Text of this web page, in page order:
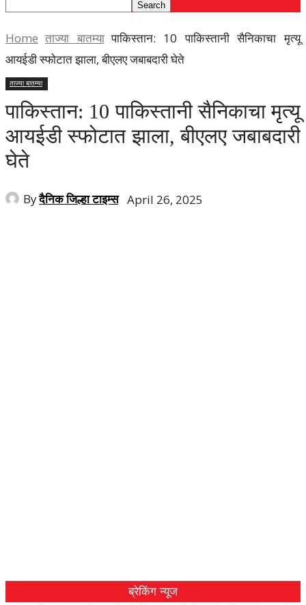
Home ताज्या बातम्या पाकिस्तान: 10 पाकिस्तानी सैनिकाचा मृत्यू
आयईडी स्फोटात झाला, बीएलए जबाबदारी घेते
ताज्या बातम्या
पाकिस्तान: 10 पाकिस्तानी सैनिकाचा मृत्यू
आयईडी स्फोटात झाला, बीएलए जबाबदारी
घेते
Byदैनिक जिल्हा टाइम्स April 26, 2025
ब्रेकिंग न्यूज